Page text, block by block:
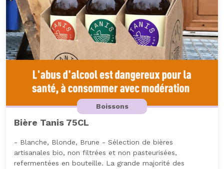
Boissons
Bière Tanis 75CL
- Blanche, Blonde, Brune - Sélection de bières
artisanales bio, non filtrées et non pasteurisées,
refermentées en bouteille. La grande majorité des